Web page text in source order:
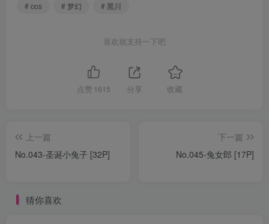
# cos
# 梦幻 # 黑川
喜欢就支持一下吧
点赞 1615 分享 收藏
上一篇
No.043-圣诞小兔子 [32P]
下一篇
No.045-兔女郎 [17P]
猜你喜欢